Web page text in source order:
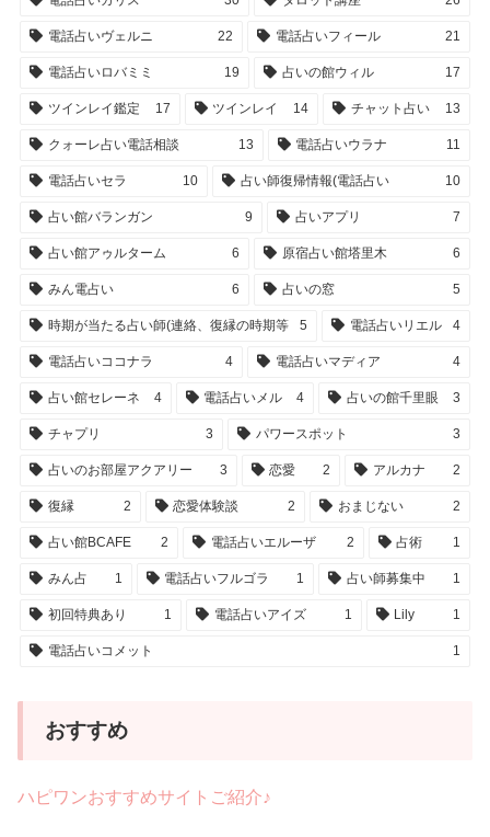
電話占いヴェルニ 22 電話占いフィール 21
電話占いロバミミ 19 占いの館ウィル 17
ツインレイ鑑定 17 ツインレイ 14 チャット占い 13
クォーレ占い電話相談 13 電話占いウラナ 11
電話占いセラ 10 占い師復帰情報(電話占い 10
占い館バランガン 9 占いアプリ 7
占い館アゥルターム 6 原宿占い館塔里木 6
みん電占い 6 占いの窓 5
時期が当たる占い師(連絡、復縁の時期等 5 電話占いリエル 4
電話占いココナラ 4 電話占いマディア 4
占い館セレーネ 4 電話占いメル 4 占いの館千里眼 3
チャプリ 3 パワースポット 3
占いのお部屋アクアリー 3 恋愛 2 アルカナ 2
復縁 2 恋愛体験談 2 おまじない 2
占い館BCAFE 2 電話占いエルーザ 2 占術 1
みん占 1 電話占いフルゴラ 1 占い師募集中 1
初回特典あり 1 電話占いアイズ 1 Lily 1
電話占いコメット 1
おすすめ
ハピワンおすすめサイトご紹介♪